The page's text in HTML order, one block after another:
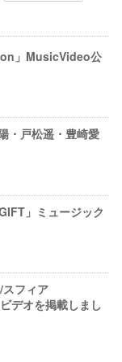
」MusicVideo公
・戸松遥・豊崎愛
」ミュージック
スフィア
デオを掲載しまし